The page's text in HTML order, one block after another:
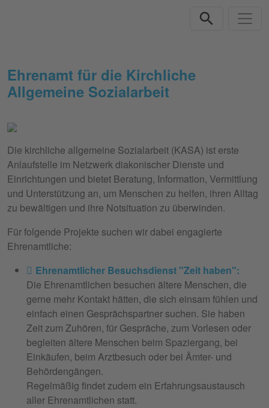
Ehrenamt für die Kirchliche
Allgemeine Sozialarbeit
Die kirchliche allgemeine Sozialarbeit (KASA) ist erste
Anlaufstelle im Netzwerk diakonischer Dienste und
Einrichtungen und bietet Beratung, Information, Vermittlung
und Unterstützung an, um Menschen zu helfen, ihren Alltag
zu bewältigen und ihre Notsituation zu überwinden.
Für folgende Projekte suchen wir dabei engagierte
Ehrenamtliche:
Ehrenamtlicher Besuchsdienst "Zeit haben":
Die Ehrenamtlichen besuchen ältere Menschen, die
gerne mehr Kontakt hätten, die sich einsam fühlen und
einfach einen Gesprächspartner suchen. Sie haben
Zeit zum Zuhören, für Gespräche, zum Vorlesen oder
begleiten ältere Menschen beim Spaziergang, bei
Einkäufen, beim Arztbesuch oder bei Ämter- und
Behördengängen.
Regelmäßig findet zudem ein Erfahrungsaustausch
aller Ehrenamtlichen statt.